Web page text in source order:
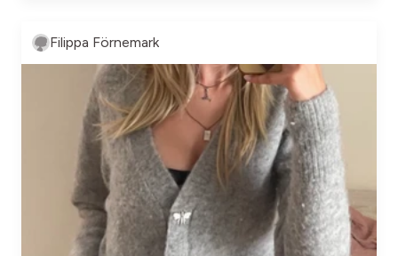
Filippa Förnemark